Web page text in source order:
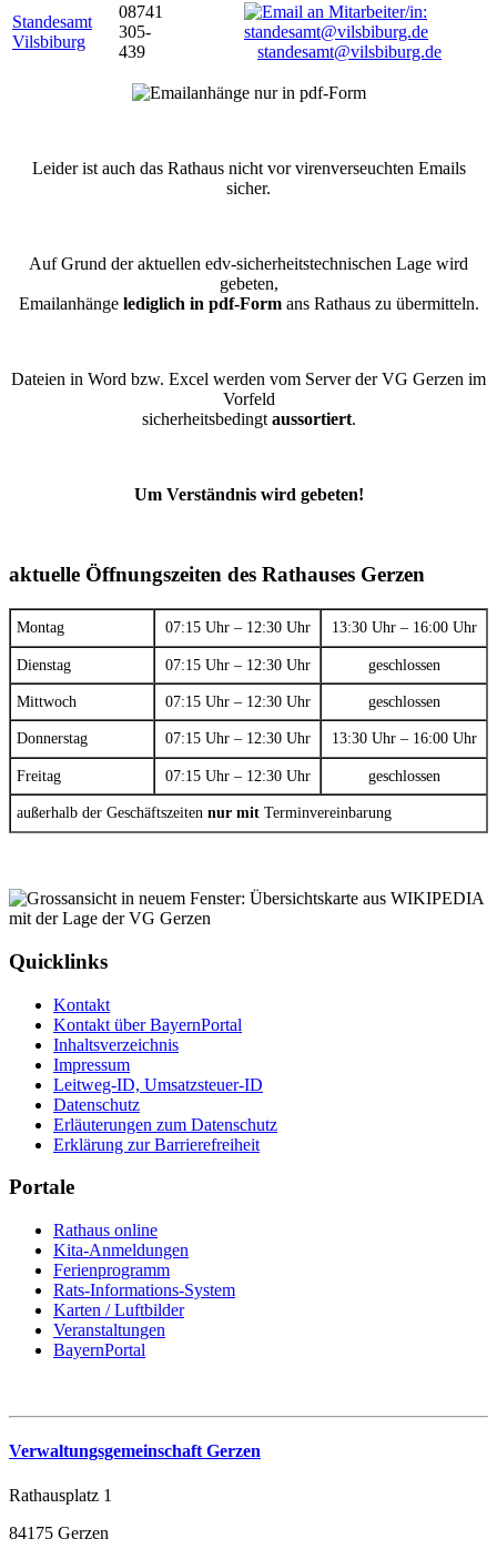
Standesamt
Vilsbiburg
08741
305-
439
standesamt@vilsbiburg.de
Leider ist auch das Rathaus nicht vor virenverseuchten Emails
sicher.
Auf Grund der aktuellen edv-sicherheitstechnischen Lage wird
gebeten,
Emailanhänge lediglich in pdf-Formans Rathaus zu übermitteln.
Dateien in Word bzw. Excel werden vom Server der VG Gerzen im
Vorfeld
sicherheitsbedingt aussortiert.
Um Verständnis wird gebeten!
aktuelle Öffnungszeiten des Rathauses Gerzen
Montag 07:15 Uhr – 12:30 Uhr 13:30 Uhr – 16:00 Uhr
Dienstag 07:15 Uhr – 12:30 Uhr geschlossen
Mittwoch 07:15 Uhr – 12:30 Uhr geschlossen
Donnerstag 07:15 Uhr – 12:30 Uhr 13:30 Uhr – 16:00 Uhr
Freitag 07:15 Uhr – 12:30 Uhr geschlossen
außerhalb der Geschäftszeiten nur mit Terminvereinbarung
Quicklinks
Kontakt
Kontakt über BayernPortal
Inhaltsverzeichnis
Impressum
Leitweg-ID, Umsatzsteuer-ID
Datenschutz
Erläuterungen zum Datenschutz
Erklärung zur Barrierefreiheit
Portale
Rathaus online
Kita-Anmeldungen
Ferienprogramm
Rats-Informations-System
Karten / Luftbilder
Veranstaltungen
BayernPortal
Verwaltungsgemeinschaft Gerzen
Rathausplatz 1
84175 Gerzen